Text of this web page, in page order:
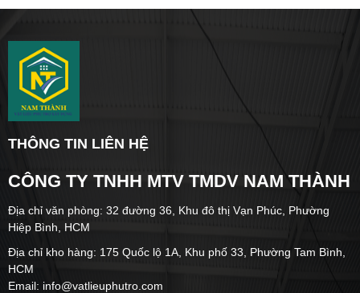
THÔNG TIN LIÊN HỆ
CÔNG TY TNHH MTV TMDV NAM THÀNH
Địa chỉ văn phòng: 32 đường 36, Khu đô thị Vạn Phúc, Phường
Hiệp Bình, HCM
Địa chỉ kho hàng: 175 Quốc lộ 1A, Khu phố 33, Phường Tam Bình,
HCM
Email: info@vatlieuphutro.com